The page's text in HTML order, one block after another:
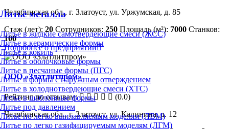
Литьё металла
Литье в жидкие самотвердеющие смеси (ЖСС)
Литье в керамические формы
Литье в кокиль
Литье в оболочковые формы
Литье в песчаные формы (ПГС)
Литье в формы с наружным отверждением
Литье в холоднотвердеющие смеси (ХТС)
Литье в шаблонные формы
Литье под давлением
Литье по легко выплавляемым моделям (ЛВМ)
Литье по легко газифицируемым моделям (ЛГМ)
Челябинская обл., г. Златоуст, ул. Уржумская, д. 85
Стаж (лет): 20 Сотрудников: 250 Площадь (м²): 7000 Станков:
100
Подробнее о предприятии
ООО «Златлитпром»
Рейтинг по отзывам:
(0.0)
Челябинская обл., г. Златоуст, ул. Калинина, д. 12